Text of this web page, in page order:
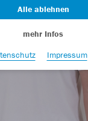
Alle ablehnen
mehr Infos
Impressum